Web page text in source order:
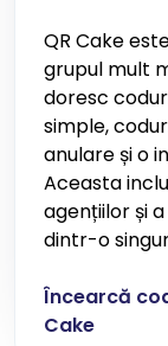
QR Cake
grupul mult
doresc
simple,
anulare și o
Aceasta
agențiilor și
dintr-o
Încearcă
Cake